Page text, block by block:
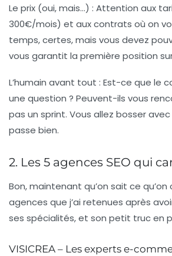
Le prix (oui, mais…) : Attention aux
300€/mois) et aux contrats où on
temps, certes, mais vous devez
vous garantit la première position
L’humain avant tout : Est-ce que le
une question ? Peuvent-ils vous
pas un sprint. Vous allez bosser
passe bien.
2. Les 5 agences SEO qui
Bon, maintenant qu’on sait ce
agences que j’ai retenues après
ses spécialités, et son petit truc en
VISICREA – Les experts e-